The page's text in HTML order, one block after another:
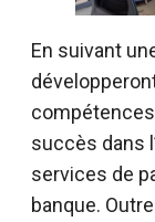
En suivant
succès dans
services de
banque.